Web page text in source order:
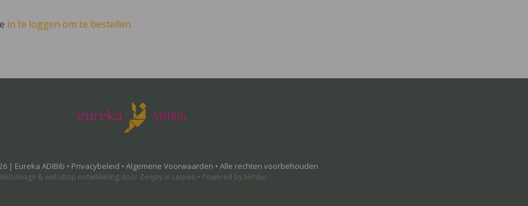
in te loggen om te bestellen.
| Eureka ADIBib • Privacybeleid • Algemene Voorwaarden • Alle rechten voorbehouden
& webshop ontwikkelingdoor Zenjoy in Leuven • Powered by Nimbu